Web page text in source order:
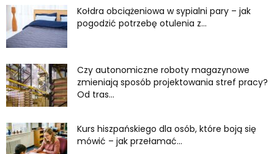
Kołdra obciążeniowa w sypialni pary – jak
pogodzić potrzebę otulenia z...
Czy autonomiczne roboty magazynowe
zmieniają sposób projektowania stref pracy?
Od tras...
Kurs hiszpańskiego dla osób, które boją się
mówić – jak przełamać...